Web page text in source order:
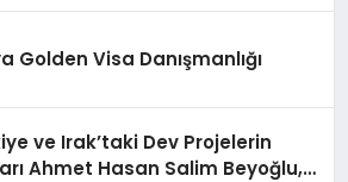
Golden Visa Danışmanlığı
ve Irak’taki Dev Projelerin
Ahmet Hasan Salim Beyoğlu,